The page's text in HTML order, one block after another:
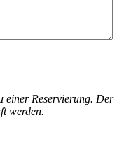
einer Reservierung. Der
werden.